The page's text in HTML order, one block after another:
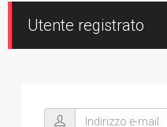
Utente registrato